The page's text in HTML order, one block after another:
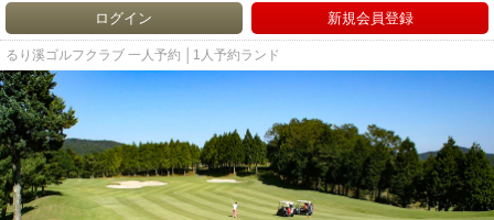
ログイン 新規会員登録
るり溪ゴルフクラブ 一人予約 │1人予約ランド